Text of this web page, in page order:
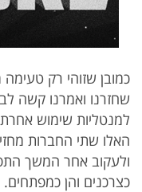
כמובן שזוהי רק
שחזרנו ואמרנו קשה
למנטליות שימוש
האלו שתי החברות
ולעקוב אחר המשך
כצרכנים והן כמפתחים.